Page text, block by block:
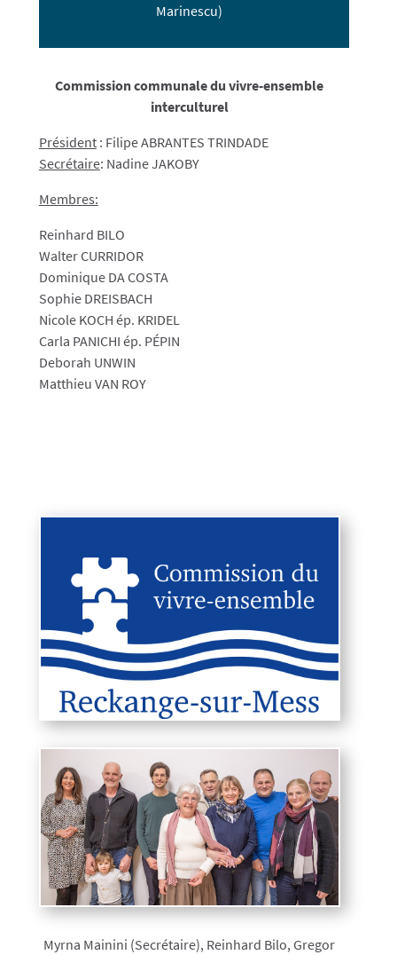
Marinescu)
Commission communale du vivre-ensemble
interculturel
Président: Filipe ABRANTES TRINDADE
Secrétaire: Nadine JAKOBY
Membres:
Reinhard BILO
Walter CURRIDOR
Dominique DA COSTA
Sophie DREISBACH
Nicole KOCH ép. KRIDEL
Carla PANICHI ép. PÉPIN
Deborah UNWIN
Matthieu VAN ROY
Myrna Mainini (Secrétaire), Reinhard Bilo, Gregor